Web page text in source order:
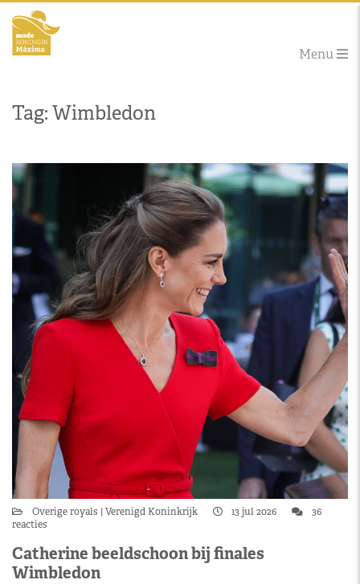
Menu
Tag: Wimbledon
Overige royals Verenigd Koninkrijk 13 jul 2026
36
reacties
Catherine beeldschoon bij finales
Wimbledon